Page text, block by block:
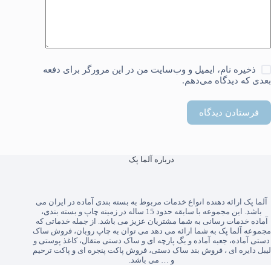
ذخیره نام، ایمیل و وب‌سایت من در این مرورگر برای دفعه
بعدی که دیدگاه می‌دهم.
فرستادن دیدگاه
درباره آلما پک
آلما پک ارائه دهنده انواع خدمات مربوط به بسته بندی آماده در ایران می
باشد. این مجموعه با سابقه حدود 15 ساله در زمینه چاپ و بسته بندی،
آماده خدمات رسانی به شما مشتریان عزیز می باشد. از جمله خدماتی که
مجموعه آلما پک به شما ارائه می دهد می توان به چاپ روبان،فروش ساک
دستی آماده، جعبه آماده و بگ پارچه ای و ساک دستی متقال،کاغذ پوستی و
لیبل دایره ای ،فروش بند ساک دستی،فروش پاکت پنجره ای و پاکت ترحیم
و … می باشد.